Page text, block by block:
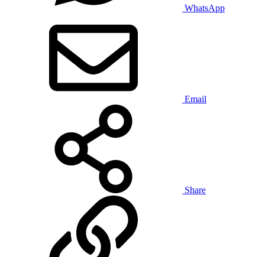
WhatsApp
Email
Share